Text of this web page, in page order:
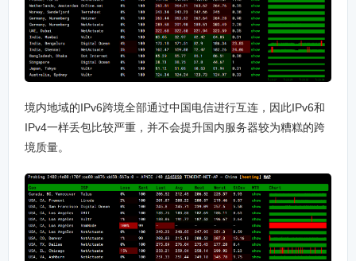
境内地域的IPv6跨境全部通过中国电信进行互连，因此IPv6和
IPv4一样丢包比较严重，并不会提升国内服务器较为糟糕的跨
境质量。